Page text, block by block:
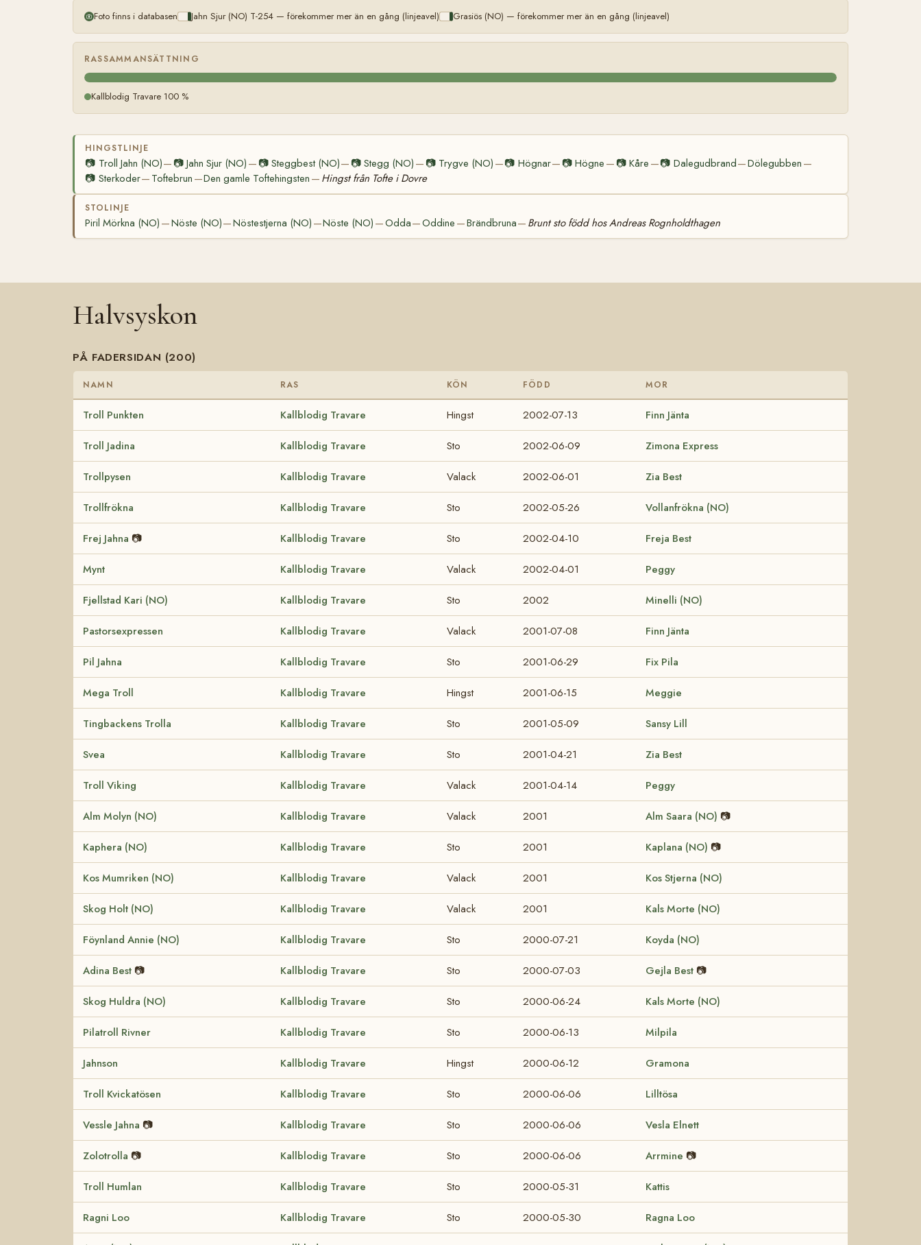
Foto finns i databasen Jahn Sjur (NO) T-254 — förekommer mer än en gång (linjeavel) Grasiös (NO) — förekommer mer än en gång (linjeavel)
RASSAMMANSÄTTNING
Kallblodig Travare 100 %
HINGSTLINJE
📷 Troll Jahn (NO)— 📷Jahn Sjur (NO) — 📷 Steggbest (NO)— 📷 Stegg (NO) — 📷 Trygve (NO) —📷 Högnar— 📷Högne — 📷Kåre —📷 Dalegudbrand—Dölegubben —
📷 Sterkoder— Toftebrun —Den gamle Toftehingsten — Hingst från Tofte i Dovre
STOLINJE
Piril Mörkna (NO) —Nöste (NO)—Nöstestjerna (NO) —Nöste (NO) —Odda—Oddine —Brändbruna— Brunt sto född hos Andreas Rognholdthagen
Halvsyskon
PÅ FADERSIDAN (200)
NAMN RAS KÖN FÖDD MOR
Troll Punkten Kallblodig Travare Hingst 2002-07-13 Finn Jänta
Troll Jadina Kallblodig Travare Sto 2002-06-09 Zimona Express
Trollpysen Kallblodig Travare Valack 2002-06-01 Zia Best
Trollfrökna Kallblodig Travare Sto 2002-05-26 Vollanfrökna (NO)
Frej Jahna 📷 Kallblodig Travare Sto 2002-04-10 Freja Best
Mynt Kallblodig Travare Valack 2002-04-01 Peggy
Fjellstad Kari (NO) Kallblodig Travare Sto 2002 Minelli (NO)
Pastorsexpressen Kallblodig Travare Valack 2001-07-08 Finn Jänta
Pil Jahna Kallblodig Travare Sto 2001-06-29 Fix Pila
Mega Troll Kallblodig Travare Hingst 2001-06-15 Meggie
Tingbackens Trolla Kallblodig Travare Sto 2001-05-09 Sansy Lill
Svea Kallblodig Travare Sto 2001-04-21 Zia Best
Troll Viking Kallblodig Travare Valack 2001-04-14 Peggy
Alm Molyn (NO) Kallblodig Travare Valack 2001 Alm Saara (NO) 📷
Kaphera (NO) Kallblodig Travare Sto 2001 Kaplana (NO) 📷
Kos Mumriken (NO) Kallblodig Travare Valack 2001 Kos Stjerna (NO)
Skog Holt (NO) Kallblodig Travare Valack 2001 Kals Morte (NO)
Föynland Annie (NO) Kallblodig Travare Sto 2000-07-21 Koyda (NO)
Adina Best 📷 Kallblodig Travare Sto 2000-07-03 Gejla Best 📷
Skog Huldra (NO) Kallblodig Travare Sto 2000-06-24 Kals Morte (NO)
Pilatroll Rivner Kallblodig Travare Sto 2000-06-13 Milpila
Jahnson Kallblodig Travare Hingst 2000-06-12 Gramona
Troll Kvickatösen Kallblodig Travare Sto 2000-06-06 Lilltösa
Vessle Jahna 📷 Kallblodig Travare Sto 2000-06-06 Vesla Elnett
Zolotrolla 📷 Kallblodig Travare Sto 2000-06-06 Arrmine 📷
Troll Humlan Kallblodig Travare Sto 2000-05-31 Kattis
Ragni Loo Kallblodig Travare Sto 2000-05-30 Ragna Loo